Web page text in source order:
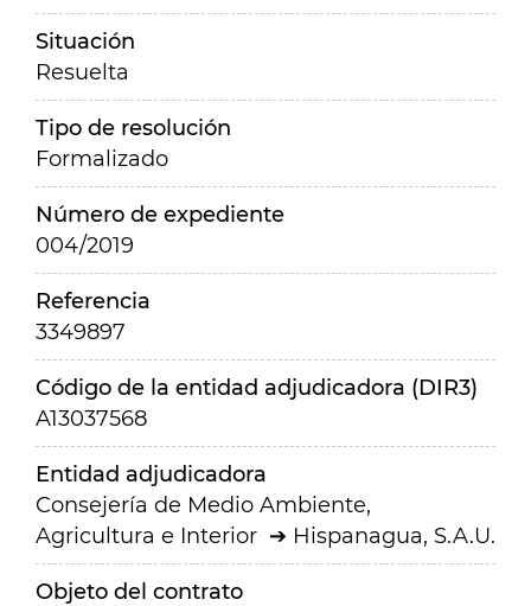
Situación
Resuelta
Tipo de resolución
Formalizado
Número de expediente
004/2019
Referencia
3349897
Código de la entidad adjudicadora (DIR3)
A13037568
Entidad adjudicadora
Consejería de Medio Ambiente,
Agricultura e Interior
Hispanagua, S.A.U.
Objeto del contrato